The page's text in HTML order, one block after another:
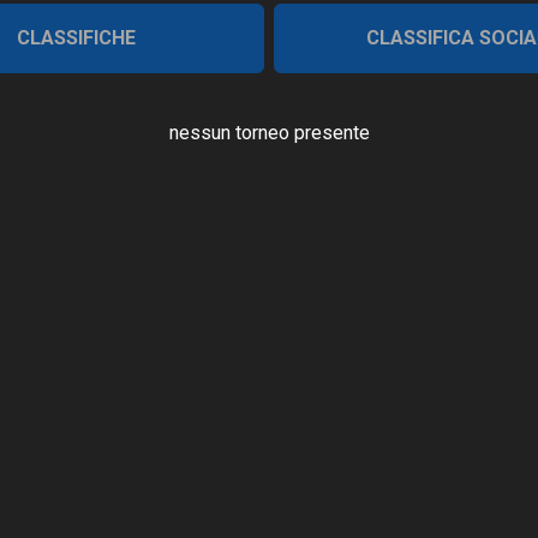
CLASSIFICHE CLASSIFICA
nessun torneo presente